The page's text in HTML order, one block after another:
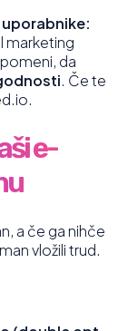
marketing
da
. Če te
e-
a če ga nihče
vložili trud.